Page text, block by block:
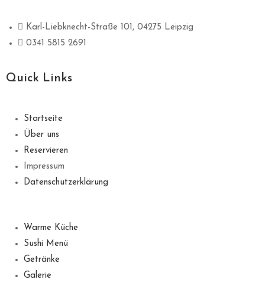
Karl-Liebknecht-Straße 101, 04275 Leipzig
0341 5815 2691
Quick Links
Startseite
Über uns
Reservieren
Impressum
Datenschutzerklärung
Warme Küche
Sushi Menü
Getränke
Galerie